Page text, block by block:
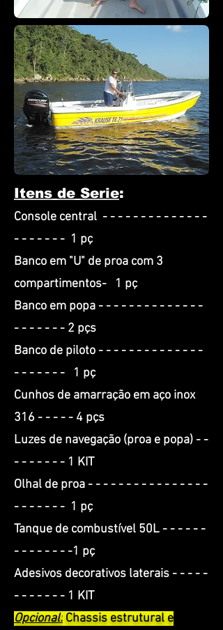
Itens de Serie:
Console central - - - - - - - - - - - - - -
- - - - - - - 1 pç
Banco em "U" de proa com 3
compartimentos- 1 pç
Banco em popa - - - - - - - - - - - - - -
- - - - - - - 2 pçs
Banco de piloto - - - - - - - - - - - - - -
- - - - - - - 1 pç
Cunhos de amarração em aço inox
316 - - - - - 4 pçs
Luzes de navegação (proa e popa) - -
- - - - - - - 1 KIT
Olhal de proa - - - - - - - - - - - - - - - -
- - - - - - - 1 pç
Tanque de combustível 50L - - - - - -
- - - - - - - -1 pç
Adesivos decorativos laterais - - - - -
- - - - - - - 1 KIT
Opcional: Chassis estrutural e